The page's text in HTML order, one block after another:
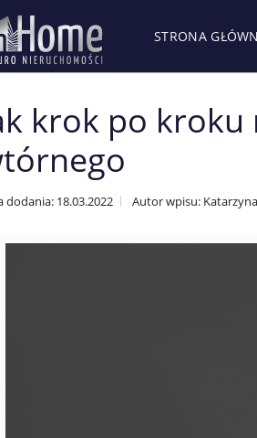
STRONA
krok po
dodania: 18.03.2022 Autor wpisu: